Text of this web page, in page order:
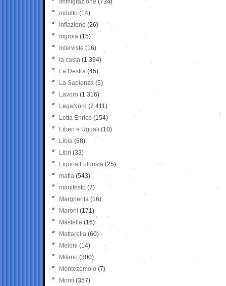
Immigrazione (734)
indulto (14)
inflazione (26)
Ingroia (15)
Interviste (16)
la casta (1.394)
La Destra (45)
La Sapienza (5)
Lavoro (1.316)
LegaNord (2.411)
Letta Enrico (154)
Liberi e Uguali (10)
Libia (68)
Libri (33)
Liguria Futurista (25)
mafia (543)
manifesto (7)
Margherita (16)
Maroni (171)
Mastella (16)
Mattarella (60)
Meloni (14)
Milano (300)
Montezemolo (7)
Monti (357)